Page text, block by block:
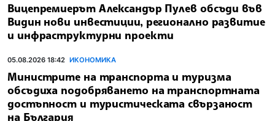
Вицепремиерът Александър Пулев обсъди във
Видин нови инвестиции, регионално развитие
и инфраструктурни проекти
05.08.2026 18:42 ИКОНОМИКА
Министрите на транспорта и туризма
обсъдиха подобряването на транспортната
достъпност и туристическата свързаност
на България